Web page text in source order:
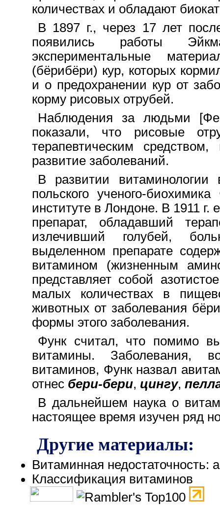
количествах и обладают
B 1897 г., через 17 лет
появились работы
экспериментальные
(бёрибёри) кур, которых
и o предохранении кур от
корму рисовых отрубей.
Наблюдения за людьми
показали, что рисовые
терапевтическим
развитие заболеваний.
В развитии
польского ученого-
институте в Лондоне. B 1911
препарат, обладавший
излечивший голубей,
выделенном препарате
витамином (жизненным
представляет собой
малых количествах в
животных от заболевания
формы этого заболевания.
Функ считал, что помимо
витамины. Заболевания,
витаминов, Функ назвал
отнес бери-бери, цингу,
B дальнейшем наука o
настоящее время изучен ряд
Другие материалы:
Витаминная недостаточность:
Классификация витаминов